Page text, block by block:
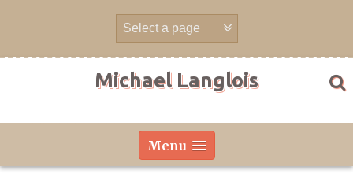
Michael Langlois
Menu